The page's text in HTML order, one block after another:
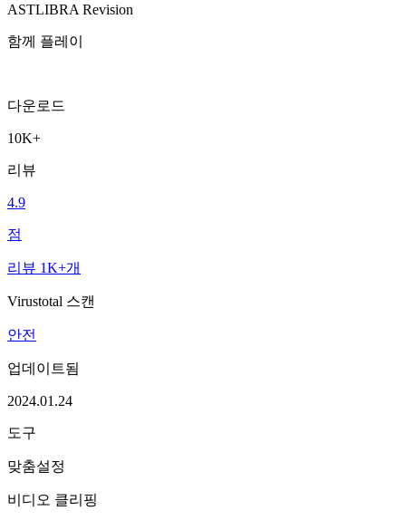
ASTLIBRA Revision
함께 플레이
다운로드
10K+
리뷰
4.9
점
리뷰 1K+개
Virustotal 스캔
안전
업데이트됨
2024.01.24
도구
맞춤설정
비디오 클리핑